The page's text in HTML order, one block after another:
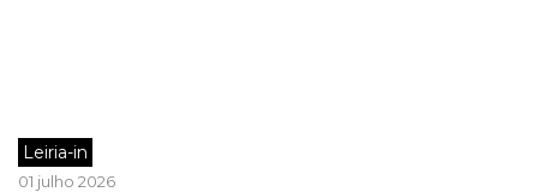
Leiria-in
01 julho 2026